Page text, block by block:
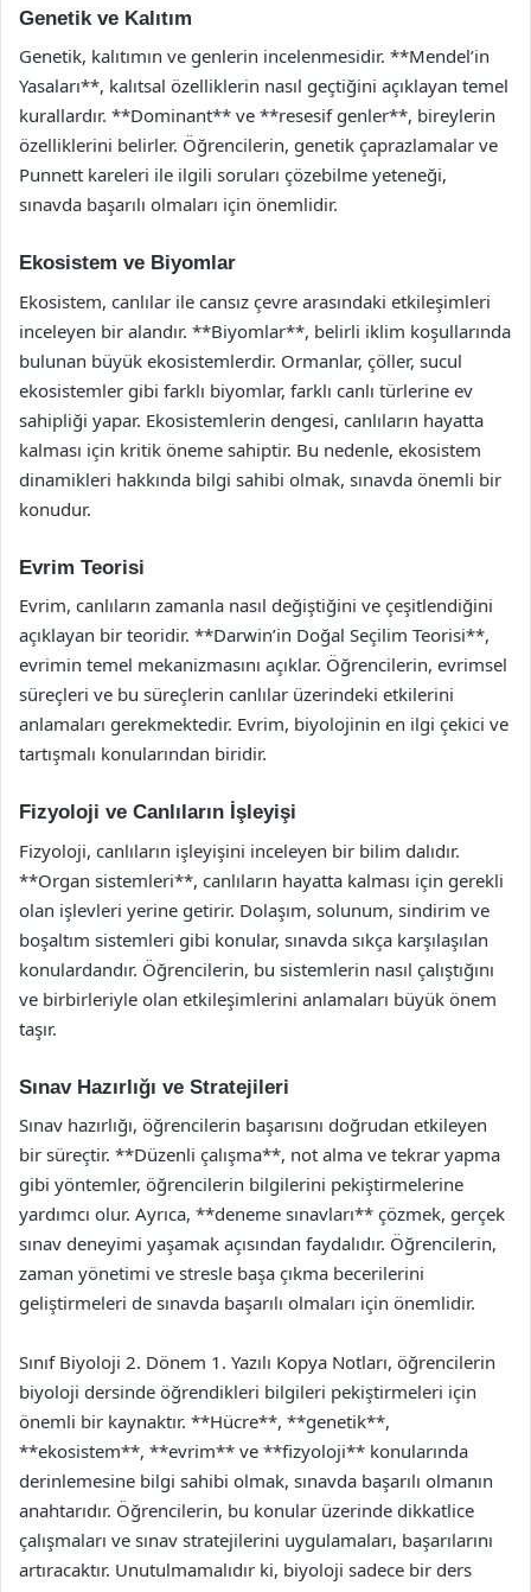
Genetik ve Kalıtım
Genetik, kalıtımın ve genlerin incelenmesidir. **Mendel’in
Yasaları**, kalıtsal özelliklerin nasıl geçtiğini açıklayan temel
kurallardır. **Dominant** ve **resesif genler**, bireylerin
özelliklerini belirler. Öğrencilerin, genetik çaprazlamalar ve
Punnett kareleri ile ilgili soruları çözebilme yeteneği,
sınavda başarılı olmaları için önemlidir.
Ekosistem ve Biyomlar
Ekosistem, canlılar ile cansız çevre arasındaki etkileşimleri
inceleyen bir alandır. **Biyomlar**, belirli iklim koşullarında
bulunan büyük ekosistemlerdir. Ormanlar, çöller, sucul
ekosistemler gibi farklı biyomlar, farklı canlı türlerine ev
sahipliği yapar. Ekosistemlerin dengesi, canlıların hayatta
kalması için kritik öneme sahiptir. Bu nedenle, ekosistem
dinamikleri hakkında bilgi sahibi olmak, sınavda önemli bir
konudur.
Evrim Teorisi
Evrim, canlıların zamanla nasıl değiştiğini ve çeşitlendiğini
açıklayan bir teoridir. **Darwin’in Doğal Seçilim Teorisi**,
evrimin temel mekanizmasını açıklar. Öğrencilerin, evrimsel
süreçleri ve bu süreçlerin canlılar üzerindeki etkilerini
anlamaları gerekmektedir. Evrim, biyolojinin en ilgi çekici ve
tartışmalı konularından biridir.
Fizyoloji ve Canlıların İşleyişi
Fizyoloji, canlıların işleyişini inceleyen bir bilim dalıdır.
**Organ sistemleri**, canlıların hayatta kalması için gerekli
olan işlevleri yerine getirir. Dolaşım, solunum, sindirim ve
boşaltım sistemleri gibi konular, sınavda sıkça karşılaşılan
konulardandır. Öğrencilerin, bu sistemlerin nasıl çalıştığını
ve birbirleriyle olan etkileşimlerini anlamaları büyük önem
taşır.
Sınav Hazırlığı ve Stratejileri
Sınav hazırlığı, öğrencilerin başarısını doğrudan etkileyen
bir süreçtir. **Düzenli çalışma**, not alma ve tekrar yapma
gibi yöntemler, öğrencilerin bilgilerini pekiştirmelerine
yardımcı olur. Ayrıca, **deneme sınavları** çözmek, gerçek
sınav deneyimi yaşamak açısından faydalıdır. Öğrencilerin,
zaman yönetimi ve stresle başa çıkma becerilerini
geliştirmeleri de sınavda başarılı olmaları için önemlidir.
Sınıf Biyoloji 2. Dönem 1. Yazılı Kopya Notları, öğrencilerin
biyoloji dersinde öğrendikleri bilgileri pekiştirmeleri için
önemli bir kaynaktır. **Hücre**, **genetik**,
**ekosistem**, **evrim** ve **fizyoloji** konularında
derinlemesine bilgi sahibi olmak, sınavda başarılı olmanın
anahtarıdır. Öğrencilerin, bu konular üzerinde dikkatlice
çalışmaları ve sınav stratejilerini uygulamaları, başarılarını
artıracaktır. Unutulmamalıdır ki, biyoloji sadece bir ders